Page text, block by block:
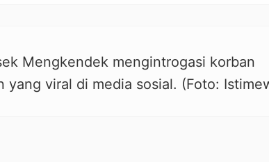
Mengkendek mengintrogasi korban
yang viral di media sosial. (Foto: